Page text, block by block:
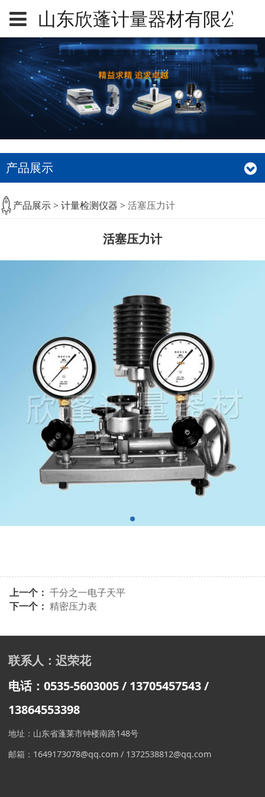
山东欣蓬计量器材有限公司
产品展示
活塞压力计
产品展示> 计量检测仪器 > 活塞压力计
活塞压力计
上一个： 千分之一电子天平
下一个： 精密压力表
联系人：迟荣花
电话：0535-5603005 / 13705457543/
13864553398
地址：山东省蓬莱市钟楼南路148号
邮箱：1649173078@qq.com / 1372538812@qq.com